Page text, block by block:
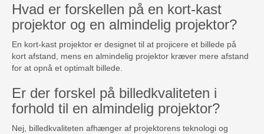
Hvad er forskellen på en kort-kast
projektor og en almindelig projektor?
En kort-kast projektor er designet til at projicere et billede på
kort afstand, mens en almindelig projektor kræver mere afstand
for at opnå et optimalt billede.
Er der forskel på billedkvaliteten i
forhold til en almindelig projektor?
Nej, billedkvaliteten afhænger af projektorens teknologi og